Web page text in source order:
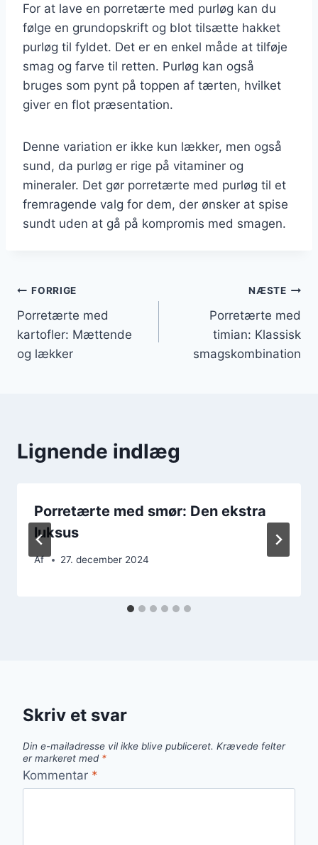
For at lave en porretærte med purløg kan du
følge en grundopskrift og blot tilsætte hakket
purløg til fyldet. Det er en enkel måde at tilføje
smag og farve til retten. Purløg kan også
bruges som pynt på toppen af tærten, hvilket
giver en flot præsentation.
Denne variation er ikke kun lækker, men også
sund, da purløg er rige på vitaminer og
mineraler. Det gør porretærte med purløg til et
fremragende valg for dem, der ønsker at spise
sundt uden at gå på kompromis med smagen.
Indlægsnavigation
FORRIGE
Porretærte med
kartofler: Mættende
og lækker
NÆSTE
Porretærte med
timian: Klassisk
smagskombination
Lignende indlæg
Porretærte med smør: Den ekstra
luksus
Af 27. december 2024
Skriv et svar
Din e-mailadresse vil ikke blive publiceret. Krævede felter
er markeret med *
Kommentar *